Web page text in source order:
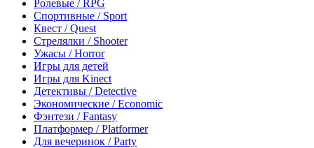
Ролевые / RPG
Спортивные / Sport
Квест / Quest
Стрелялки / Shooter
Ужасы / Horror
Игры для детей
Игры для Kinect
Детективы / Detective
Экономические / Economic
Фэнтези / Fantasy
Платформер / Platformer
Для вечеринок / Party